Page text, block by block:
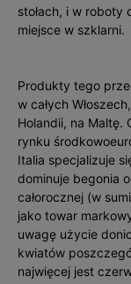
stołach, i w roboty
miejsce w szklarni.
Produkty tego
w całych
Holandii, na Maltę.
rynku
Italia specjalizuje
dominuje begonia
całorocznej (w
jako towar
uwagę użycie
kwiatów
najwięcej jest